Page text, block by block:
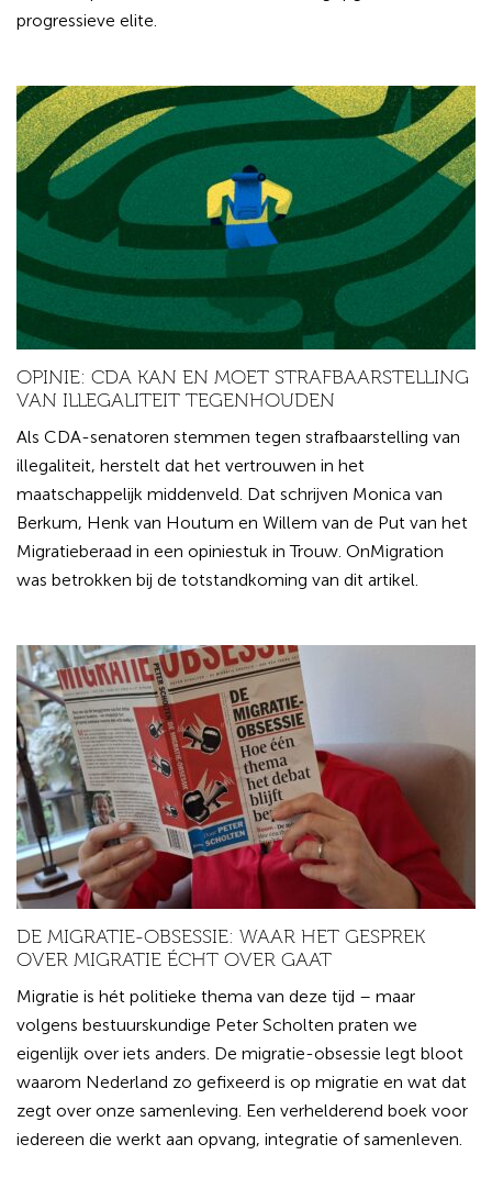
progressieve elite.
OPINIE: CDA KAN EN MOET STRAFBAARSTELLING
VAN ILLEGALITEIT TEGENHOUDEN
Als CDA-senatoren stemmen tegen strafbaarstelling van
illegaliteit, herstelt dat het vertrouwen in het
maatschappelijk middenveld. Dat schrijven Monica van
Berkum, Henk van Houtum en Willem van de Put van het
Migratieberaad in een opiniestuk in Trouw. OnMigration
was betrokken bij de totstandkoming van dit artikel.
DE MIGRATIE-OBSESSIE: WAAR HET GESPREK
OVER MIGRATIE ÉCHT OVER GAAT
Migratie is hét politieke thema van deze tijd – maar
volgens bestuurskundige Peter Scholten praten we
eigenlijk over iets anders. De migratie-obsessie legt bloot
waarom Nederland zo gefixeerd is op migratie en wat dat
zegt over onze samenleving. Een verhelderend boek voor
iedereen die werkt aan opvang, integratie of samenleven.